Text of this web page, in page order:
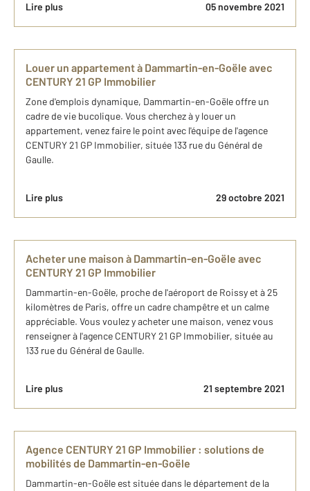
Lire plus 05 novembre 2021
Louer un appartement à Dammartin-en-Goële avec
CENTURY 21 GP Immobilier
Zone d'emplois dynamique, Dammartin-en-Goële offre un
cadre de vie bucolique. Vous cherchez à y louer un
appartement, venez faire le point avec l'équipe de l'agence
CENTURY 21 GP Immobilier, située 133 rue du Général de
Gaulle.
Lire plus 29 octobre 2021
Acheter une maison à Dammartin-en-Goële avec
CENTURY 21 GP Immobilier
Dammartin-en-Goële, proche de l'aéroport de Roissy et à 25
kilomètres de Paris, offre un cadre champêtre et un calme
appréciable. Vous voulez y acheter une maison, venez vous
renseigner à l'agence CENTURY 21 GP Immobilier, située au
133 rue du Général de Gaulle.
Lire plus 21 septembre 2021
Agence CENTURY 21 GP Immobilier : solutions de
mobilités de Dammartin-en-Goële
Dammartin-en-Goële est située dans le département de la